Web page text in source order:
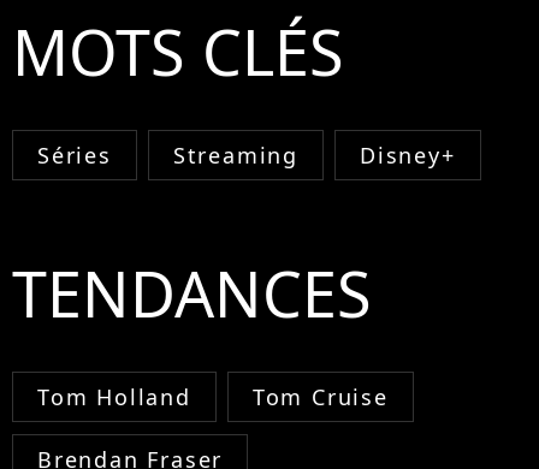
MOTS CLÉS
Séries Streaming Disney+
TENDANCES
Tom Holland Tom Cruise
Brendan Fraser